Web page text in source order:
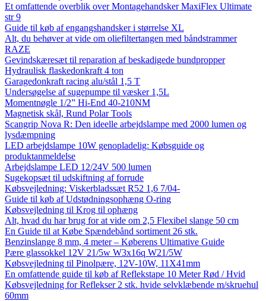
Et omfattende overblik over Montagehandsker MaxiFlex Ultimate
str 9
Guide til køb af engangshandsker i størrelse XL
Alt, du behøver at vide om oliefiltertangen med båndstrammer
RAZE
Gevindskæresæt til reparation af beskadigede bundpropper
Hydraulisk flaskedonkraft 4 ton
Garagedonkraft racing alu/stål 1,5 T
Undersøgelse af sugepumpe til væsker 1,5L
Momentnøgle 1/2” Hi-End 40-210NM
Magnetisk skål, Rund Polar Tools
Scangrip Nova R: Den ideelle arbejdslampe med 2000 lumen og
lysdæmpning
LED arbejdslampe 10W genopladelig: Købsguide og
produktanmeldelse
Arbejdslampe LED 12/24V 500 lumen
Sugekopsæt til udskiftning af forrude
Købsvejledning: Viskerbladssæt R52 1,6 7/04-
Guide til køb af Udstødningsophæng O-ring
Købsvejledning til Krog til ophæng
Alt, hvad du har brug for at vide om 2,5 Flexibel slange 50 cm
En Guide til at Købe Spændebånd sortiment 26 stk.
Benzinslange 8 mm, 4 meter – Køberens Ultimative Guide
Pære glassokkel 12V 21/5w W3x16q W21/5W
Købsvejledning til Pinolpære, 12V-10W, 11X41mm
En omfattende guide til køb af Reflekstape 10 Meter Rød / Hvid
Købsvejledning for Reflekser 2 stk. hvide selvklæbende m/skruehul
60mm